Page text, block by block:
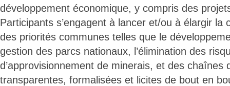
développement économique, y compris des
Participants s’engagent à lancer et/ou à élargir la
des priorités communes telles que le
gestion des parcs nationaux, l’élimination des
d’approvisionnement de minerais, et des chaînes
transparentes, formalisées et licites de bout en